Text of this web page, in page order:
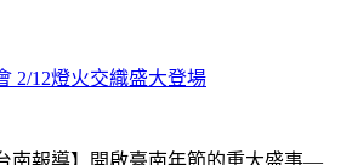
2/12燈火交織盛大登場
南報導】開啟臺南年節的重大盛事—